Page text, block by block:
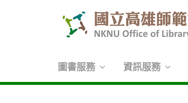
圖書服務 資訊服務